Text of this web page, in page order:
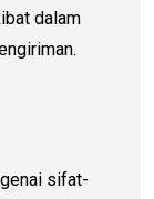
dalam
sifat-